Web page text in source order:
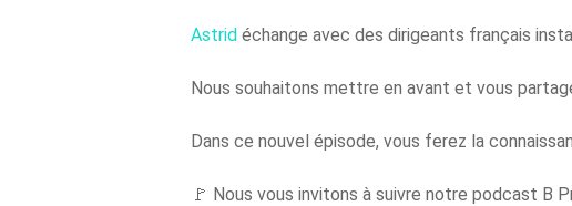
Astrid échange avec des dirigeants français
Nous souhaitons mettre en avant et vous
Dans ce nouvel épisode, vous ferez la
🚩 Nous vous invitons à suivre notre podcast B